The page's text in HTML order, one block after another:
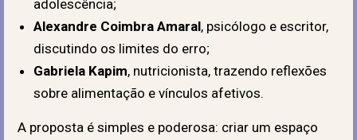
adolescência;
Alexandre Coimbra Amaral, psicólogo e escritor,
discutindo os limites do erro;
Gabriela Kapim, nutricionista, trazendo reflexões
sobre alimentação e vínculos afetivos.
A proposta é simples e poderosa: criar um espaço